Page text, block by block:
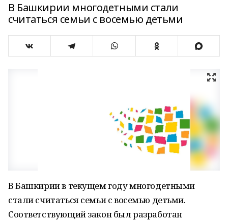
В Башкирии многодетными стали
считаться семьи с восемью детьми
В Башкирии в текущем году многодетными
стали считаться семьи с восемью детьми.
Соответствующий закон был разработан